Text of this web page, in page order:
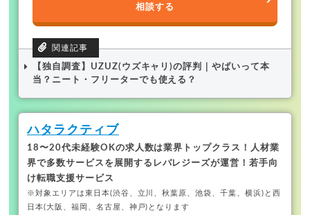
相談する
【独自調査】UZUZ(ウズキャリ)の評判｜やばいって本
当？ニート・フリーターでも使える？
ハタラクティブ
18〜20代未経験OKの求人数は業界トップクラス！ 人材業
界で多数サービスを展開するレバレジーズが運営！若手向
け転職支援サービス
※対象エリアは東日本(渋谷、立川、秋葉原、池袋、千葉、横浜)と西
日本(大阪、福岡、名古屋、神戸)となります